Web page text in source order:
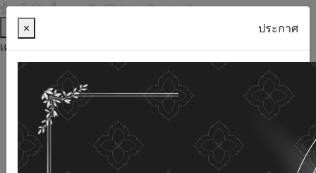
ข้ามไปยังเนื้อหาหลัก (Skip to Content)
ช่วยเหลือ
เครื่องมือการเข้าถึง
ภาษาไทย
ภาษาอังกฤษ
เพิ่มขนาดตัวอักษร
ลดขนาดตัวอักษร
ขนาดตัวอักษรปกติ
ความคมชัดสูง
ความคมชัดเชิงลบ
× ประกาศ